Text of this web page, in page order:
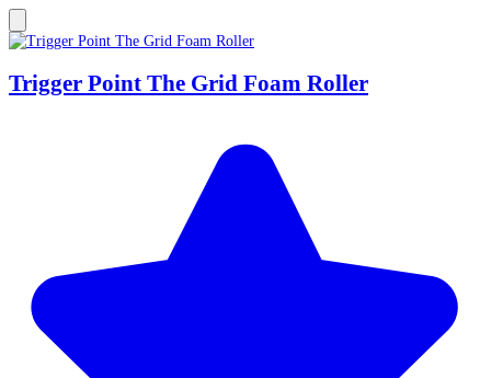
Trigger Point The Grid Foam Roller